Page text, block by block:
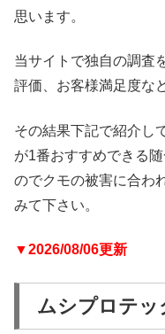
思います。
当サイトで独自の調査
評価、お客様満足度な
その結果下記で紹介し
が1番おすすめできる
のでクモの被害に合わ
みて下さい。
▼2026/08/06更新
ムシプロテッ